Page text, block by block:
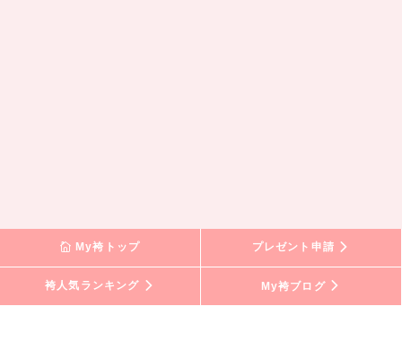
My袴トップ プレゼント申請
袴人気ランキング My袴ブログ